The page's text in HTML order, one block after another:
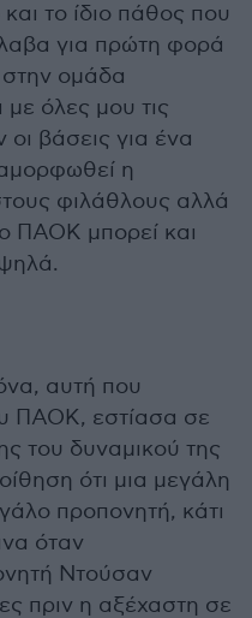
το ίδιο πάθος που
για πρώτη φορά
ομάδα
όλες μου τις
βάσεις για ένα
η
φιλάθλους αλλά
ΠΑΟΚ μπορεί και
αυτή που
ΠΑΟΚ, εστίασα σε
του δυναμικού της
ότι μια μεγάλη
προπονητή, κάτι
όταν
Ντούσαν
πριν η αξέχαστη σε